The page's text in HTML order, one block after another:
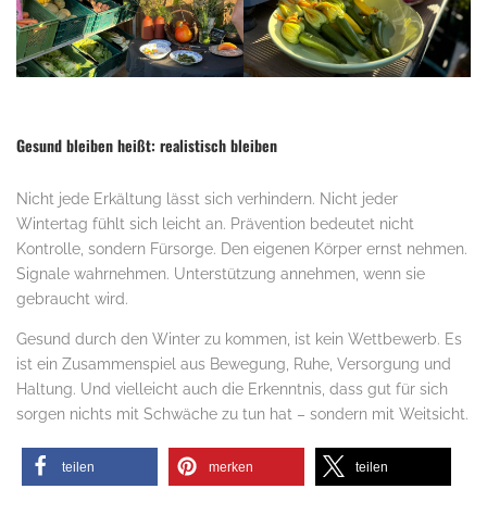
Gesund bleiben heißt: realistisch bleiben
Nicht jede Erkältung lässt sich verhindern. Nicht jeder
Wintertag fühlt sich leicht an. Prävention bedeutet nicht
Kontrolle, sondern Fürsorge. Den eigenen Körper ernst nehmen.
Signale wahrnehmen. Unterstützung annehmen, wenn sie
gebraucht wird.
Gesund durch den Winter zu kommen, ist kein Wettbewerb. Es
ist ein Zusammenspiel aus Bewegung, Ruhe, Versorgung und
Haltung. Und vielleicht auch die Erkenntnis, dass gut für sich
sorgen nichts mit Schwäche zu tun hat – sondern mit Weitsicht.
teilen merken teilen